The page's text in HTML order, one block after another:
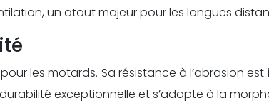
un atout majeur pour les longues
les motards. Sa résistance à l’abrasion
exceptionnelle et s’adapte à la